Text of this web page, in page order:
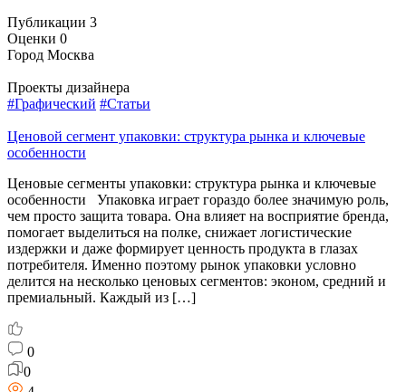
Публикации 3
Оценки 0
Город Москва
Проекты дизайнера
#Графический #Статьи
Ценовой сегмент упаковки: структура рынка и ключевые
особенности
Ценовые сегменты упаковки: структура рынка и ключевые
особенности Упаковка играет гораздо более значимую роль,
чем просто защита товара. Она влияет на восприятие бренда,
помогает выделиться на полке, снижает логистические
издержки и даже формирует ценность продукта в глазах
потребителя. Именно поэтому рынок упаковки условно
делится на несколько ценовых сегментов: эконом, средний и
премиальный. Каждый из […]
0
0